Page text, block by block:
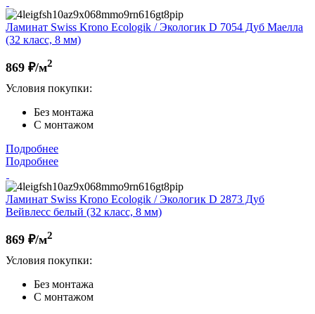
Ламинат Swiss Krono Ecologik / Экологик D 7054 Дуб Маелла
(32 класс, 8 мм)
869 ₽/м2
Условия покупки:
Без монтажа
С монтажом
Подробнее
Подробнее
Ламинат Swiss Krono Ecologik / Экологик D 2873 Дуб
Вейвлесс белый (32 класс, 8 мм)
869 ₽/м2
Условия покупки:
Без монтажа
С монтажом